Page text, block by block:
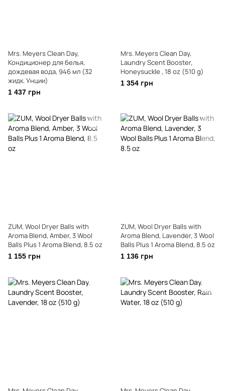
Mrs. Meyers Clean Day,
Кондиционер для белья,
дождевая вода, 946 мл (32
жидк. Унции)
1 437 грн
Mrs. Meyers Clean Day,
Laundry Scent Booster,
Honeysuckle , 18 oz (510 g)
1 354 грн
ZUM, Wool Dryer Balls with
Aroma Blend, Amber, 3 Wool
Balls Plus 1 Aroma Blend, 8.5 oz
1 155 грн
ZUM, Wool Dryer Balls with
Aroma Blend, Lavender, 3 Wool
Balls Plus 1 Aroma Blend, 8.5 oz
1 136 грн